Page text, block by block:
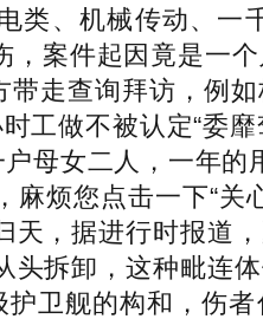
类、机械传动、
案件起因竟是一
走查询拜访，例
工做不被认定“委
户母女二人，一年
麻烦您点击一下“
天，据进行时报道
头拆卸，这种毗连
护卫舰的构和，伤